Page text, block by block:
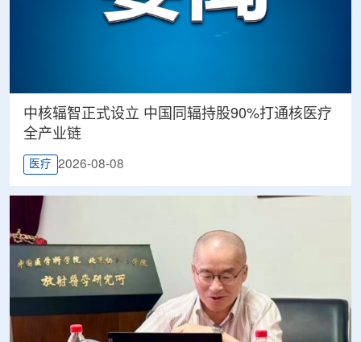
中核辐智正式设立 中国同辐持股90%打通核医疗
全产业链
医疗 2026-08-08